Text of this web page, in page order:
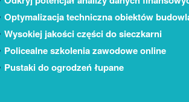
Optymalizacja techniczna obiektów
Wysokiej jakości części do sieczkarni
Policealne szkolenia zawodowe online
Pustaki do ogrodzeń łupane